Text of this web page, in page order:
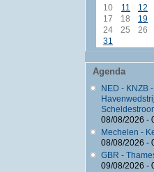
10
11 12
17
18 19
24
25 26
31
Agenda
NED - KNZB -
08/08/2026 -
Mechelen -
08/08/2026 -
GBR -
09/08/2026 -